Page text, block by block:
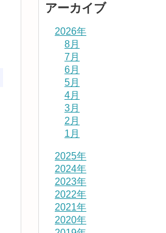
アーカイブ
2026年
8月
7月
6月
5月
4月
3月
2月
1月
2025年
2024年
2023年
2022年
2021年
2020年